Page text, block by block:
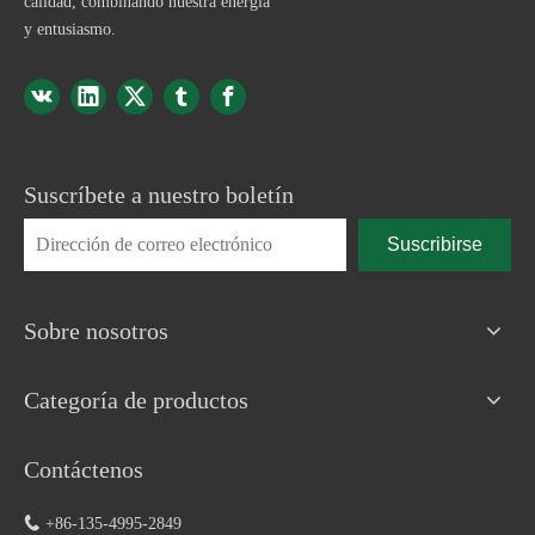
y entusiasmo.
Suscríbete a nuestro boletín
Suscribirse
Sobre nosotros
Categoría de productos
Contáctenos
 +86-135-4995-2849